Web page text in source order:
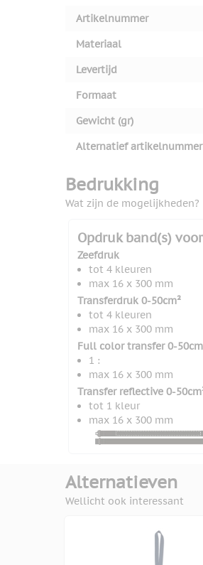
Artikelnummer
Materiaal
Levertijd
Formaat
Gewicht (gr)
Alternatief artikelnummer
Bedrukking
Wat zijn de mogelijkheden?
Opdruk band(s)
Zeefdruk
tot 4 kleuren
max 16 x 300 mm
Transferdruk 0-50cm²
tot 4 kleuren
max 16 x 300 mm
Full color transfer 0-
1 :
max 16 x 300 mm
Transfer reflective 0-
tot 1 kleur
max 16 x 300 mm
Alternatieven
Wellicht ook interessant